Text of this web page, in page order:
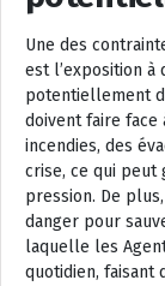
Une des
est l’exposition à
potentiellement
doivent faire face
incendies, des
crise, ce qui peut
pression. De
danger pour
laquelle les
quotidien, faisant